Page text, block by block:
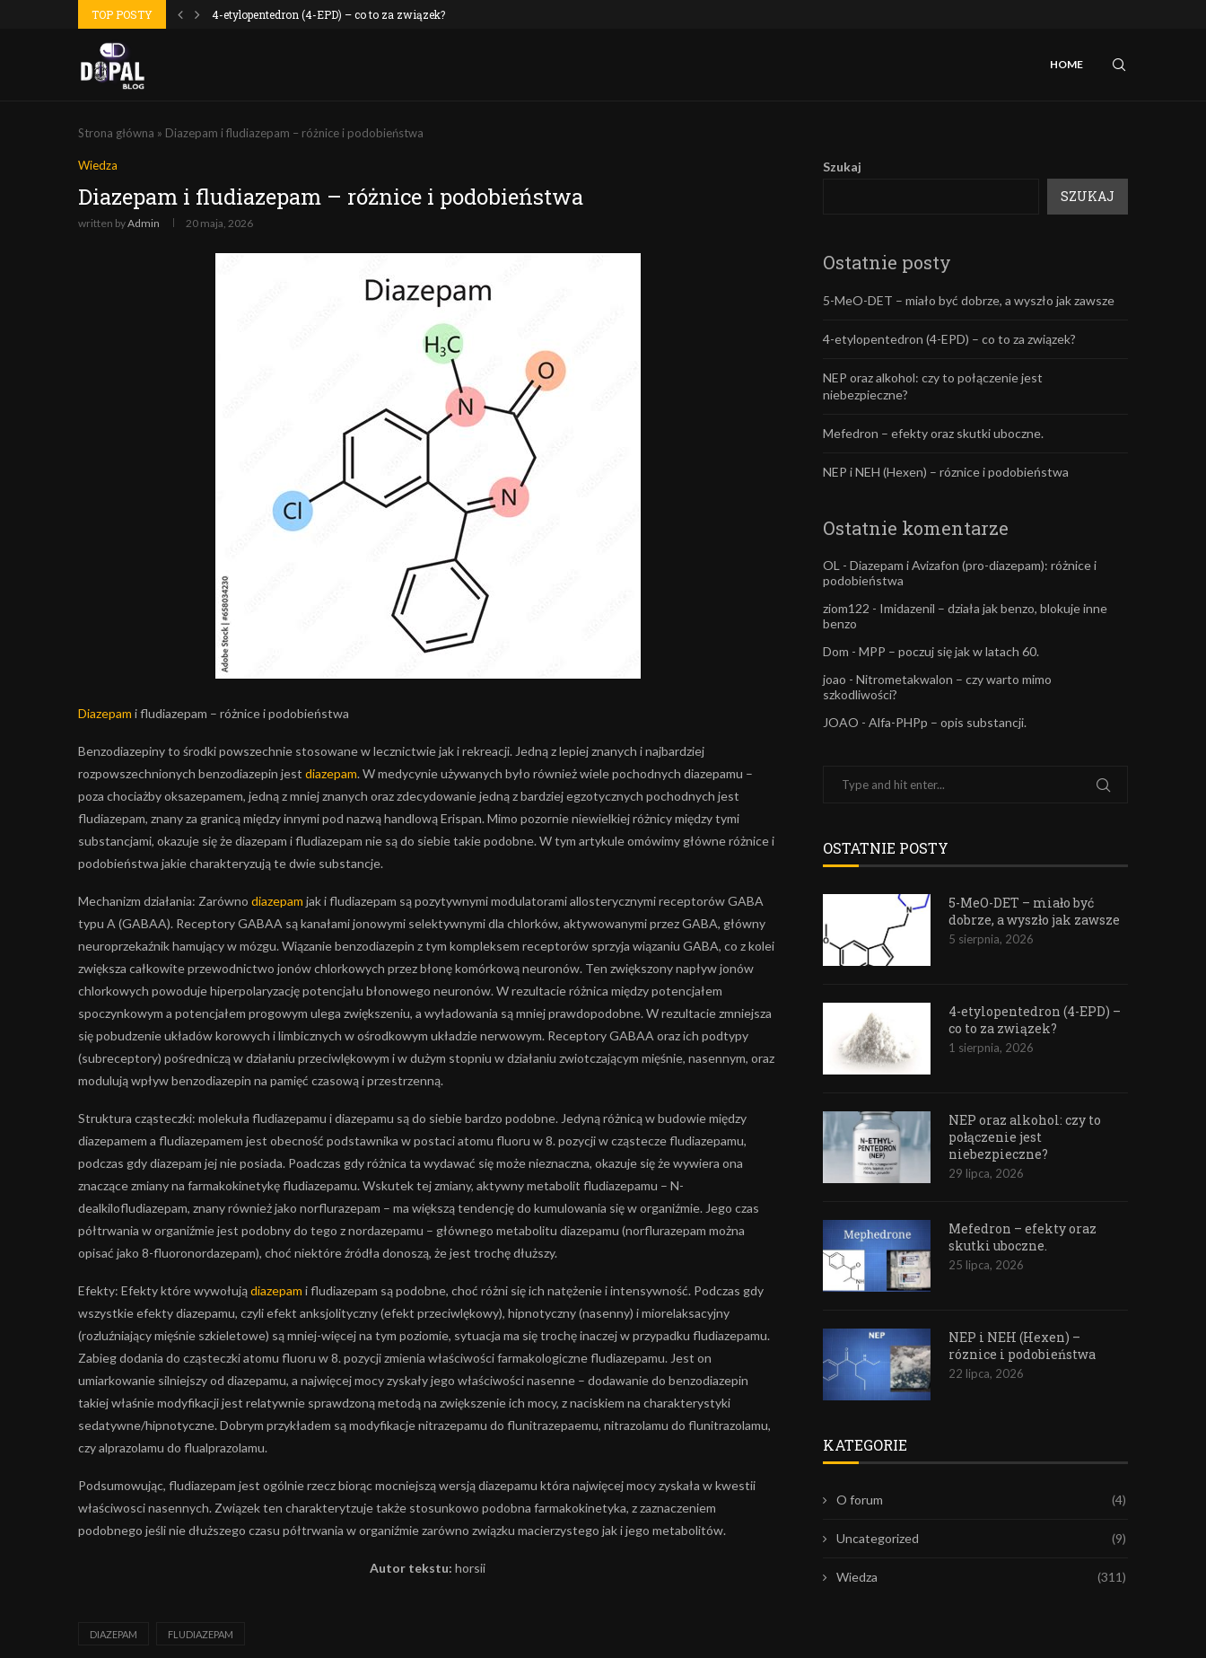
TOP POSTY 4-etylopentedron (4-EPD) – co to za związek?
HOME
Strona główna » Diazepam i fludiazepam – różnice i podobieństwa
Wiedza
Diazepam i fludiazepam – różnice i podobieństwa
written byAdmin 20 maja, 2026
Diazepam i fludiazepam – różnice i podobieństwa
Benzodiazepiny to środki powszechnie stosowane w lecznictwie jak i rekreacji. Jedną z lepiej znanych i najbardziej
rozpowszechnionych benzodiazepin jest diazepam. W medycynie używanych było również wiele pochodnych diazepamu –
poza chociażby oksazepamem, jedną z mniej znanych oraz zdecydowanie jedną z bardziej egzotycznych pochodnych jest
fludiazepam, znany za granicą między innymi pod nazwą handlową Erispan. Mimo pozornie niewielkiej różnicy między tymi
substancjami, okazuje się że diazepam i fludiazepam nie są do siebie takie podobne. W tym artykule omówimy główne różnice i
podobieństwa jakie charakteryzują te dwie substancje.
Mechanizm działania: Zarówno diazepam jak i fludiazepam są pozytywnymi modulatorami allosterycznymi receptorów GABA
typu A (GABAA). Receptory GABAA są kanałami jonowymi selektywnymi dla chlorków, aktywowanymi przez GABA, główny
neuroprzekaźnik hamujący w mózgu. Wiązanie benzodiazepin z tym kompleksem receptorów sprzyja wiązaniu GABA, co z kolei
zwiększa całkowite przewodnictwo jonów chlorkowych przez błonę komórkową neuronów. Ten zwiększony napływ jonów
chlorkowych powoduje hiperpolaryzację potencjału błonowego neuronów. W rezultacie różnica między potencjałem
spoczynkowym a potencjałem progowym ulega zwiększeniu, a wyładowania są mniej prawdopodobne. W rezultacie zmniejsza
się pobudzenie układów korowych i limbicznych w ośrodkowym układzie nerwowym. Receptory GABAA oraz ich podtypy
(subreceptory) pośredniczą w działaniu przeciwlękowym i w dużym stopniu w działaniu zwiotczającym mięśnie, nasennym, oraz
modulują wpływ benzodiazepin na pamięć czasową i przestrzenną.
Struktura cząsteczki: molekuła fludiazepamu i diazepamu są do siebie bardzo podobne. Jedyną różnicą w budowie między
diazepamem a fludiazepamem jest obecność podstawnika w postaci atomu fluoru w 8. pozycji w cząstecze fludiazepamu,
podczas gdy diazepam jej nie posiada. Poadczas gdy różnica ta wydawać się może nieznaczna, okazuje się że wywiera ona
znaczące zmiany na farmakokinetykę fludiazepamu. Wskutek tej zmiany, aktywny metabolit fludiazepamu – N-
dealkilofludiazepam, znany również jako norflurazepam – ma większą tendencję do kumulowania się w organiźmie. Jego czas
półtrwania w organiźmie jest podobny do tego z nordazepamu – głównego metabolitu diazepamu (norflurazepam można
opisać jako 8-fluoronordazepam), choć niektóre źródła donoszą, że jest trochę dłuższy.
Efekty: Efekty które wywołujądiazepam i fludiazepam są podobne, choć różni się ich natężenie i intensywność. Podczas gdy
wszystkie efekty diazepamu, czyli efekt anksjolityczny (efekt przeciwlękowy), hipnotyczny (nasenny) i miorelaksacyjny
(rozluźniający mięśnie szkieletowe) są mniej-więcej na tym poziomie, sytuacja ma się trochę inaczej w przypadku fludiazepamu.
Zabieg dodania do cząsteczki atomu fluoru w 8. pozycji zmienia właściwości farmakologiczne fludiazepamu. Jest on
umiarkowanie silniejszy od diazepamu, a najwięcej mocy zyskały jego właściwości nasenne – dodawanie do benzodiazepin
takiej właśnie modyfikacji jest relatywnie sprawdzoną metodą na zwiększenie ich mocy, z naciskiem na charakterystyki
sedatywne/hipnotyczne. Dobrym przykładem są modyfikacje nitrazepamu do flunitrazepaemu, nitrazolamu do flunitrazolamu,
czy alprazolamu do flualprazolamu.
Podsumowując, fludiazepam jest ogólnie rzecz biorąc mocniejszą wersją diazepamu która najwięcej mocy zyskała w kwestii
właściwosci nasennych. Związek ten charakterytzuje także stosunkowo podobna farmakokinetyka, z zaznaczeniem
podobnego jeśli nie dłuższego czasu półtrwania w organiźmie zarówno związku macierzystego jak i jego metabolitów.
Autor tekstu: horsii
DIAZEPAM FLUDIAZEPAM
Szukaj
SZUKAJ
Ostatnie posty
5-MeO-DET – miało być dobrze, a wyszło jak zawsze
4-etylopentedron (4-EPD) – co to za związek?
NEP oraz alkohol: czy to połączenie jest
niebezpieczne?
Mefedron – efekty oraz skutki uboczne.
NEP i NEH (Hexen) – róznice i podobieństwa
Ostatnie komentarze
OL - Diazepam i Avizafon (pro-diazepam): różnice i
podobieństwa
ziom122 - Imidazenil – działa jak benzo, blokuje inne
benzo
Dom - MPP – poczuj się jak w latach 60.
joao - Nitrometakwalon – czy warto mimo
szkodliwości?
JOAO - Alfa-PHPp – opis substancji.
OSTATNIE POSTY
5-MeO-DET – miało być
dobrze, a wyszło jak zawsze
5 sierpnia, 2026
4-etylopentedron (4-EPD) –
co to za związek?
1 sierpnia, 2026
NEP oraz alkohol: czy to
połączenie jest
niebezpieczne?
29 lipca, 2026
Mefedron – efekty oraz
skutki uboczne.
25 lipca, 2026
NEP i NEH (Hexen) –
róznice i podobieństwa
22 lipca, 2026
KATEGORIE
O forum (4)
Uncategorized (9)
Wiedza (311)